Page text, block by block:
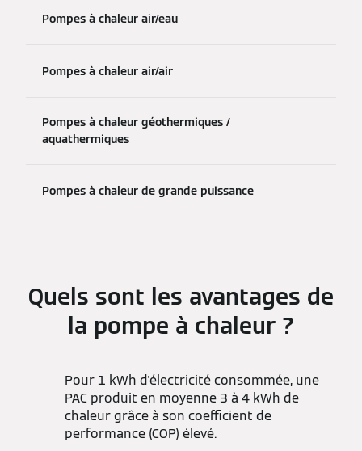
Pompes à chaleur air/eau
Pompes à chaleur air/air
Pompes à chaleur géothermiques /
aquathermiques
Pompes à chaleur de grande puissance
Quels sont les avantages de
la pompe à chaleur ?
Pour 1 kWh d'électricité consommée, une
PAC produit en moyenne 3 à 4 kWh de
chaleur grâce à son coefficient de
performance (COP) élevé.